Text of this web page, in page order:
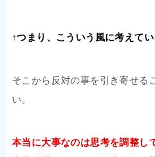
↑つまり、こういう風に考えてい
そこから反対の事を引き寄せる
い。
本当に大事なのは思考を調整し